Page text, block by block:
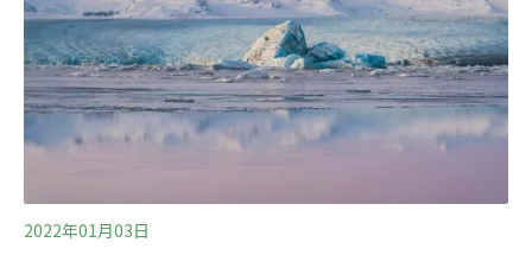
發電行列，台電今天宣布，全台首座全本土開發的海上風
場離岸二期，台電投入628.88億元，由富崴能源承攬統包
工程與五年運轉維護，將設置31部 Vestas 9.5MW風機、
裝置容量達294.5MW；今日動土的陸上電氣室（陸上變電
所）由國內星能公司負責，為海上風場與
2022年01月03日